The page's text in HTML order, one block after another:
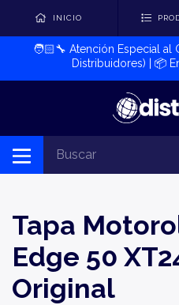
INICIO
🧑🏻‍🔧​ Atención Especial al
Distribuidores) | 📦​
Tapa
Edge 50
Original